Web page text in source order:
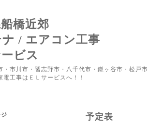
船橋近郊
/ エアコン工事
ビス
・市川市・習志野市・八千代市・鎌ヶ谷市・松
電工事はＥＬサービスへ！！
予定表
ジ